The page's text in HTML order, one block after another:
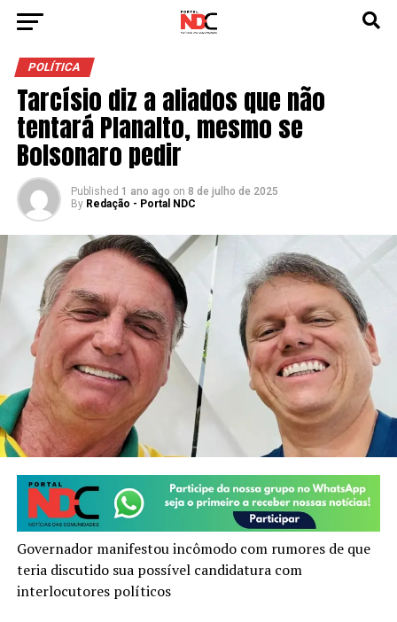
POLÍTICA
Tarcísio diz a aliados que não
tentará Planalto, mesmo se
Bolsonaro pedir
Published 1 ano ago on 8 de julho de 2025
By Redação - Portal NDC
Governador manifestou incômodo com rumores de que
teria discutido sua possível candidatura com
interlocutores políticos